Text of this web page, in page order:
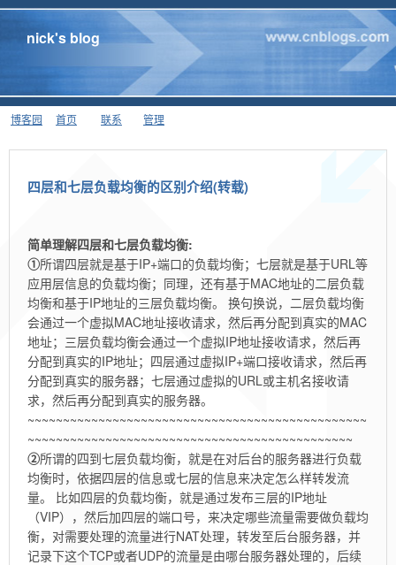
nick's blog
博客园 首页 联系 管理
四层和七层负载均衡的区别介绍(转载)
简单理解四层和七层负载均衡:
①所谓四层就是基于IP+端口的负载均衡；七层就是基于URL等
应用层信息的负载均衡；同理，还有基于MAC地址的二层负载
均衡和基于IP地址的三层负载均衡。 换句换说，二层负载均衡
会通过一个虚拟MAC地址接收请求，然后再分配到真实的MAC
地址；三层负载均衡会通过一个虚拟IP地址接收请求，然后再
分配到真实的IP地址；四层通过虚拟IP+端口接收请求，然后再
分配到真实的服务器；七层通过虚拟的URL或主机名接收请
求，然后再分配到真实的服务器。
~~~~~~~~~~~~~~~~~~~~~~~~~~~~~~~~~~~~~~~~~~~~~~~~
~~~~~~~~~~~~~~~~~~~~~~~~~~~~~~~~~~~~~~~~~~~~~~
②所谓的四到七层负载均衡，就是在对后台的服务器进行负载
均衡时，依据四层的信息或七层的信息来决定怎么样转发流
量。 比如四层的负载均衡，就是通过发布三层的IP地址
（VIP），然后加四层的端口号，来决定哪些流量需要做负载均
衡，对需要处理的流量进行NAT处理，转发至后台服务器，并
记录下这个TCP或者UDP的流量是由哪台服务器处理的，后续